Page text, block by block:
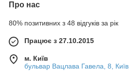
Про нас
80% позитивних з 48 відгуків за рік
Працює з 27.10.2015
м. Київ
бульвар Вацлава Гавела, 8,